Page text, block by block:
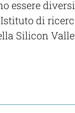
essere
di
Silicon